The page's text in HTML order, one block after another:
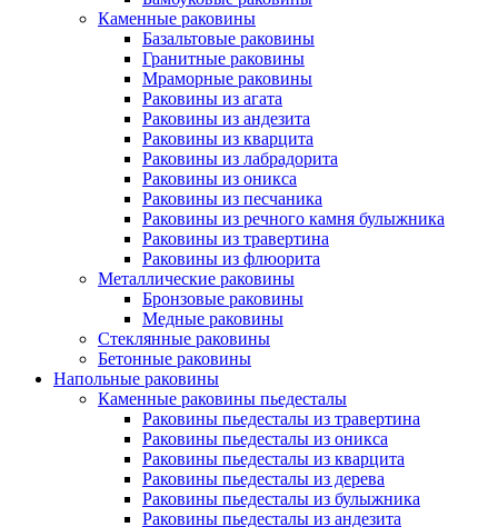
Каменные раковины
Базальтовые раковины
Гранитные раковины
Мраморные раковины
Раковины из агата
Раковины из андезита
Раковины из кварцита
Раковины из лабрадорита
Раковины из оникса
Раковины из песчаника
Раковины из речного камня булыжника
Раковины из травертина
Раковины из флюорита
Металлические раковины
Бронзовые раковины
Медные раковины
Стеклянные раковины
Бетонные раковины
Напольные раковины
Каменные раковины пьедесталы
Раковины пьедесталы из травертина
Раковины пьедесталы из оникса
Раковины пьедесталы из кварцита
Раковины пьедесталы из дерева
Раковины пьедесталы из булыжника
Раковины пьедесталы из андезита